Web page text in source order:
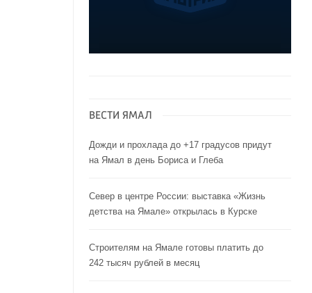
ВЕСТИ ЯМАЛ
Дожди и прохлада до +17 градусов придут
на Ямал в день Бориса и Глеба
Север в центре России: выставка «Жизнь
детства на Ямале» открылась в Курске
Строителям на Ямале готовы платить до
242 тысяч рублей в месяц